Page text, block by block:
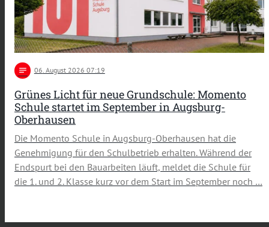
notes 06. August 2026 07:19
Grünes Licht für neue Grundschule: Momento
Schule startet im September in Augsburg-
Oberhausen
Die Momento Schule in Augsburg-Oberhausen hat die
Genehmigung für den Schulbetrieb erhalten. Während der
Endspurt bei den Bauarbeiten läuft, meldet die Schule für
die 1. und 2. Klasse kurz vor dem Start im September noch …